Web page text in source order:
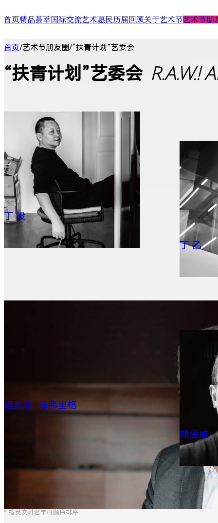
首页精品荟萃
舞台演出
展/博览
城市联动
ARTRA自定艺
国际交流
国际演艺大会
国际对话
艺术惠民
艺术天空
艺术教育
历届回顾
第二十四届（2025）
第二十三届（2024）
关于艺术节
影响力指数致优榜单
综合评估报告
艺术节朋
丝绸之路
合作伙伴
首页/艺术节朋友圈/“扶青计划”艺委会
“扶青计划”艺委会 R.A.W.!
丁 设
丁 乙
迈克尔·海弗里格
胡恩威
* 按英文姓名字母顺序排序